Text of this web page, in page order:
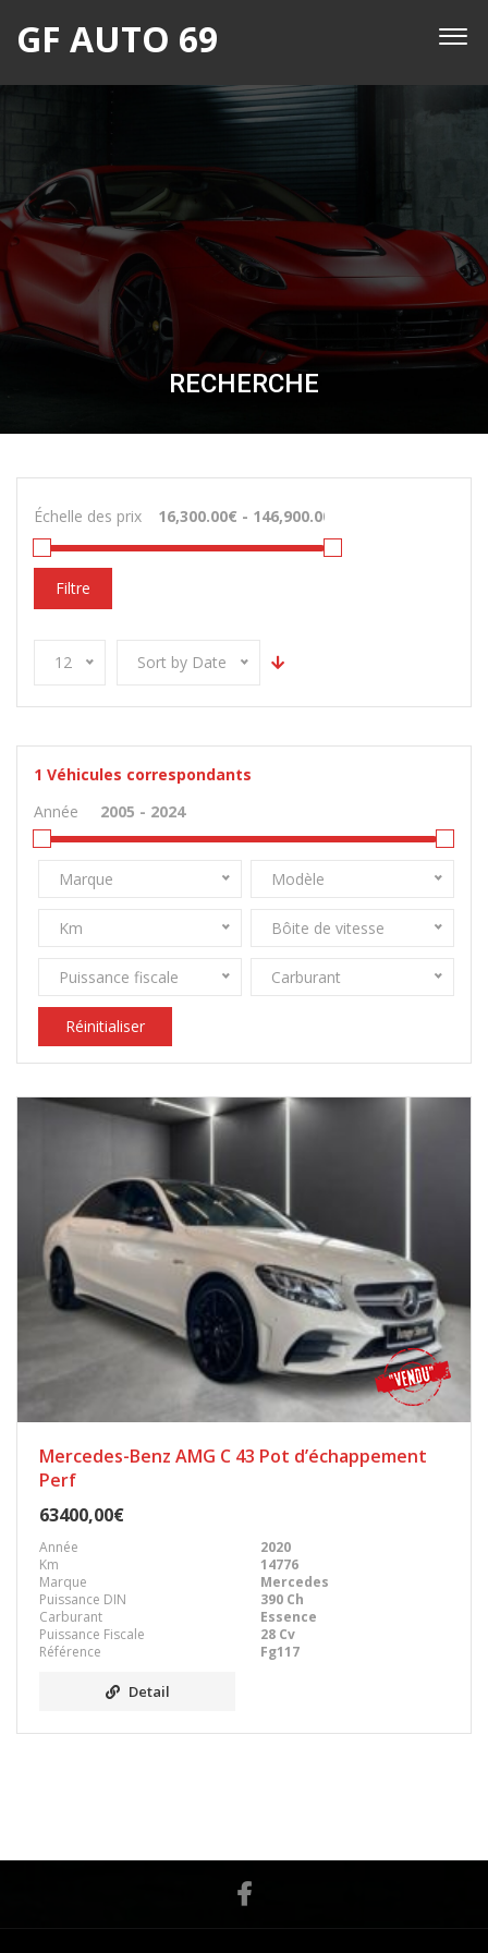
GF AUTO 69
RECHERCHE
Échelle des prix
Filtre
12 Sort by Date
1 Véhicules correspondants
Année
Marque Modèle
Km Bôite de vitesse
Puissance fiscale Carburant
Réinitialiser
Mercedes-Benz AMG C 43 Pot d’échappement
Perf
63400,00€
Année
2020
Km
14776
Marque
Mercedes
Puissance DIN
390 Ch
Carburant
Essence
Puissance Fiscale
28 Cv
Référence
Fg117
Detail